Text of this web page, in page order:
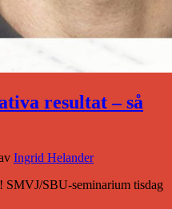
resultat – så
Ingrid Helander
SBU-seminarium tisdag